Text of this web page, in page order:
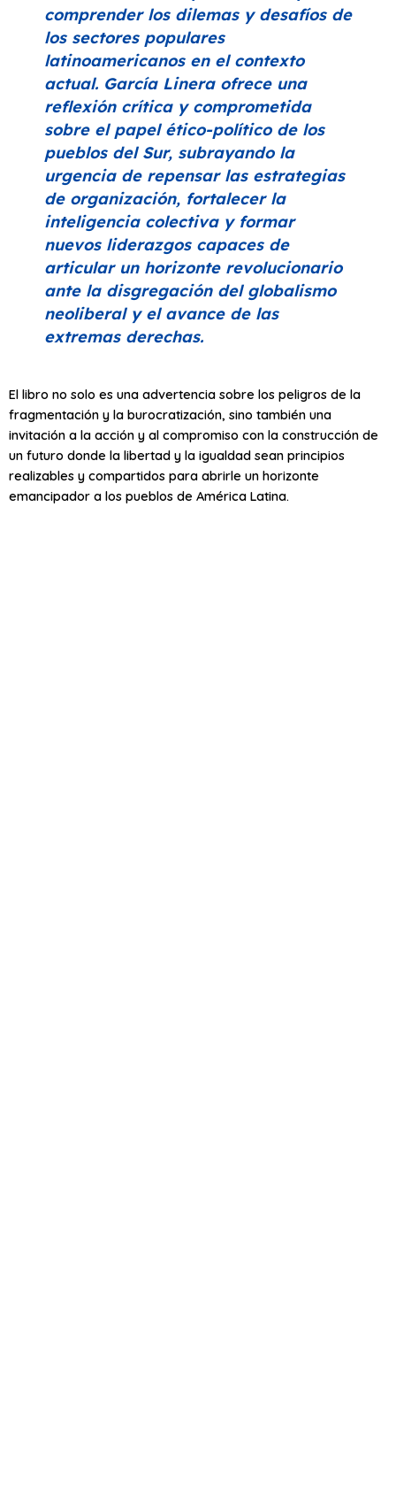
comprender los dilemas y desafíos de
los sectores populares
latinoamericanos en el contexto
actual. García Linera ofrece una
reflexión crítica y comprometida
sobre el papel ético-político de los
pueblos del Sur, subrayando la
urgencia de repensar las estrategias
de organización, fortalecer la
inteligencia colectiva y formar
nuevos liderazgos capaces de
articular un horizonte revolucionario
ante la disgregación del globalismo
neoliberal y el avance de las
extremas derechas.
El libro no solo es una advertencia sobre los peligros de la
fragmentación y la burocratización, sino también una
invitación a la acción y al compromiso con la construcción de
un futuro donde la libertad y la igualdad sean principios
realizables y compartidos para abrirle un horizonte
emancipador a los pueblos de América Latina.